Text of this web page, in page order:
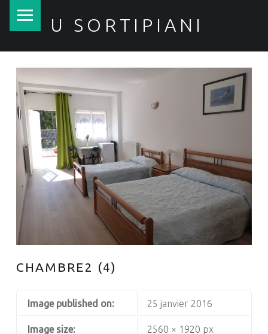
U SORTIPIANI
CHAMBRE2 (4)
Image published on: 25 janvier 2016
Image size: 2560 × 1920 px